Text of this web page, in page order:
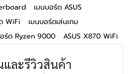
เมนบอร์ด ASUS
WiFi
เมนบอร์ดเล่นเกม
ร์ด Ryzen 9000 ASUS X870 WiFi
ละรีวิวสินค้า